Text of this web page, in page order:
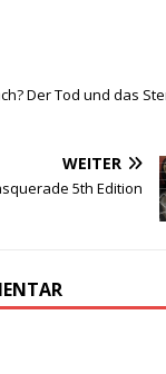
Der Tod und das
WEITER
5th Edition